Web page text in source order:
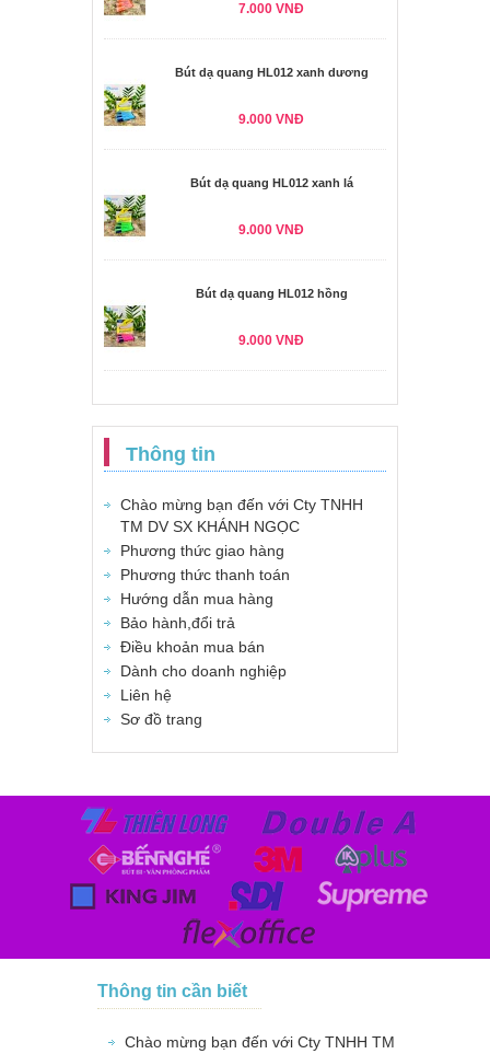
7.000 VNĐ
Bút dạ quang HL012 xanh dương
9.000 VNĐ
Bút dạ quang HL012 xanh lá
9.000 VNĐ
Bút dạ quang HL012 hồng
9.000 VNĐ
Thông tin
Chào mừng bạn đến với Cty TNHH
TM DV SX KHÁNH NGỌC
Phương thức giao hàng
Phương thức thanh toán
Hướng dẫn mua hàng
Bảo hành,đổi trả
Điều khoản mua bán
Dành cho doanh nghiệp
Liên hệ
Sơ đồ trang
Thông tin cần biết
Chào mừng bạn đến với Cty TNHH TM